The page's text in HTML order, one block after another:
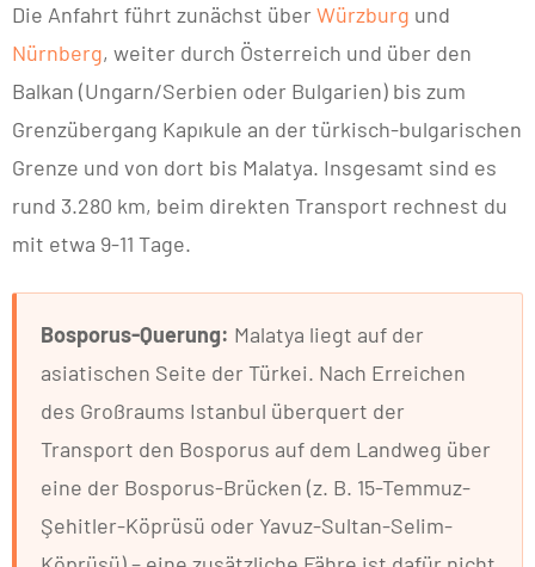
Die Anfahrt führt zunächst über Würzburg und
Nürnberg, weiter durch Österreich und über den
Balkan (Ungarn/Serbien oder Bulgarien) bis zum
Grenzübergang Kapıkule an der türkisch-bulgarischen
Grenze und von dort bis Malatya. Insgesamt sind es
rund 3.280 km, beim direkten Transport rechnest du
mit etwa 9-11 Tage.
Bosporus-Querung: Malatya liegt auf der
asiatischen Seite der Türkei. Nach Erreichen
des Großraums Istanbul überquert der
Transport den Bosporus auf dem Landweg über
eine der Bosporus-Brücken (z. B. 15-Temmuz-
Şehitler-Köprüsü oder Yavuz-Sultan-Selim-